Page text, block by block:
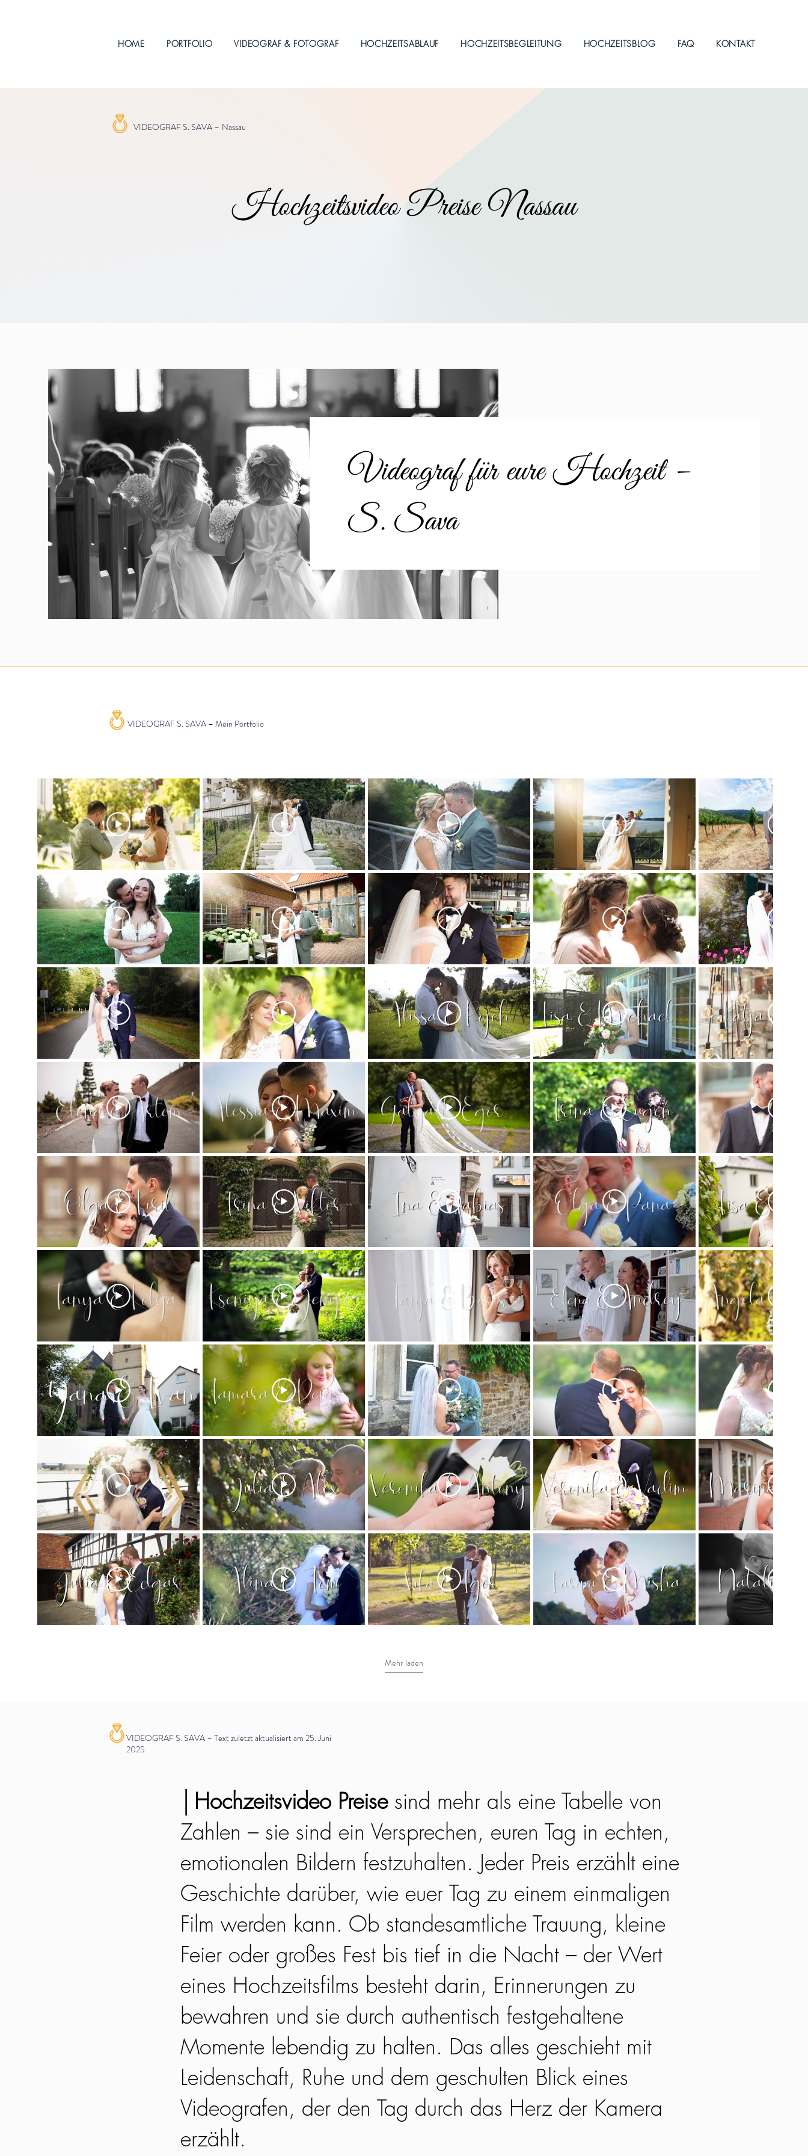
HOME PORTFOLIO VIDEOGRAF & FOTOGRAF HOCHZEITSABLAUF HOCHZEITSBEGLEITUNG HOCHZEITSBLOG FAQ KONTAKT
VIDEOGRAF S. SAVA – Nassau
Hochzeitsvideo Preise Nassau
Videograf für eure Hochzeit –
S. Sava
VIDEOGRAF S. SAVA – Mein Portfolio
Mehr laden
VIDEOGRAF S. SAVA – Text zuletzt aktualisiert am 25. Juni
2025
Hochzeitsvideo Preisesind mehr als eine Tabelle von
Zahlen – sie sind ein Versprechen, euren Tag in echten,
emotionalen Bildern festzuhalten. Jeder Preis erzählt eine
Geschichte darüber, wie euer Tag zu einem einmaligen
Film werden kann. Ob standesamtliche Trauung, kleine
Feier oder großes Fest bis tief in die Nacht – der Wert
eines Hochzeitsfilms besteht darin, Erinnerungen zu
bewahren und sie durch authentisch festgehaltene
Momente lebendig zu halten. Das alles geschieht mit
Leidenschaft, Ruhe und dem geschulten Blick eines
Videografen, der den Tag durch das Herz der Kamera
erzählt.